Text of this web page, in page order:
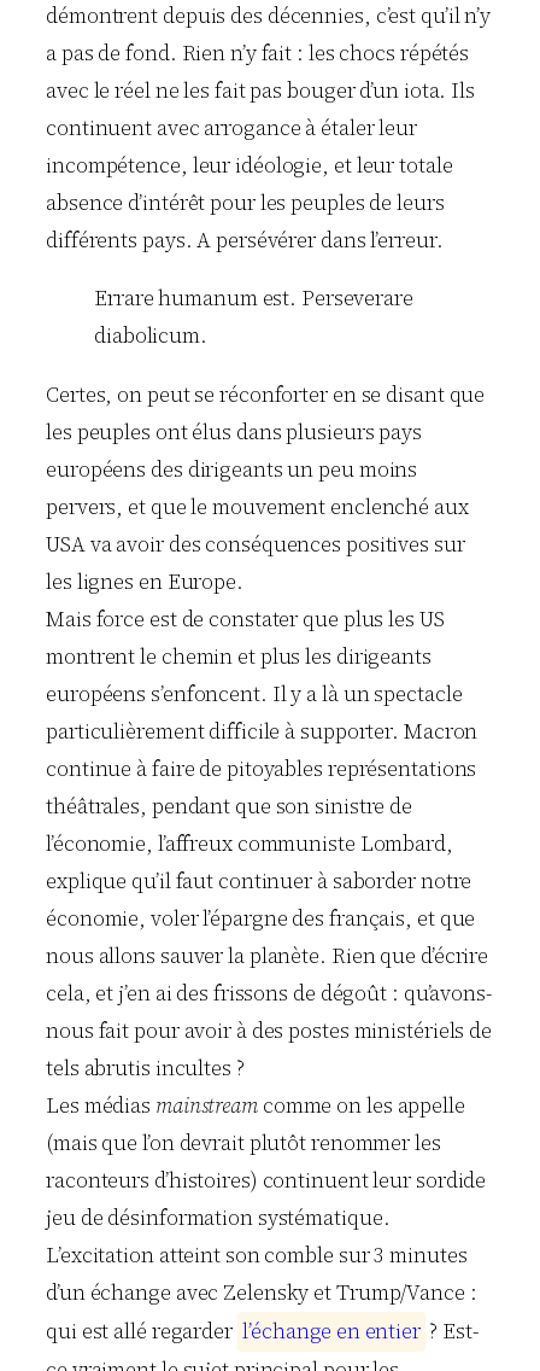
démontrent depuis des décennies, c’est qu’il n’y
a pas de fond. Rien n’y fait : les chocs répétés
avec le réel ne les fait pas bouger d’un iota. Ils
continuent avec arrogance à étaler leur
incompétence, leur idéologie, et leur totale
absence d’intérêt pour les peuples de leurs
différents pays. A persévérer dans l’erreur.
Errare humanum est. Perseverare
diabolicum.
Certes, on peut se réconforter en se disant que
les peuples ont élus dans plusieurs pays
européens des dirigeants un peu moins
pervers, et que le mouvement enclenché aux
USA va avoir des conséquences positives sur
les lignes en Europe.
Mais force est de constater que plus les US
montrent le chemin et plus les dirigeants
européens s’enfoncent. Il y a là un spectacle
particulièrement difficile à supporter. Macron
continue à faire de pitoyables représentations
théâtrales, pendant que son sinistre de
l’économie, l’affreux communiste Lombard,
explique qu’il faut continuer à saborder notre
économie, voler l’épargne des français, et que
nous allons sauver la planète. Rien que d’écrire
cela, et j’en ai des frissons de dégoût : qu’avons-
nous fait pour avoir à des postes ministériels de
tels abrutis incultes ?
Les médias mainstreamcomme on les appelle
(mais que l’on devrait plutôt renommer les
raconteurs d’histoires) continuent leur sordide
jeu de désinformation systématique.
L’excitation atteint son comble sur 3 minutes
d’un échange avec Zelensky et Trump/Vance :
qui est allé regarder l’échange en entier ? Est-